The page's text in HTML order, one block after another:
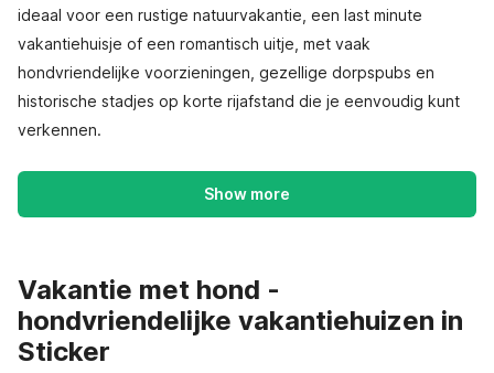
ideaal voor een rustige natuurvakantie, een last minute
vakantiehuisje of een romantisch uitje, met vaak
hondvriendelijke voorzieningen, gezellige dorpspubs en
historische stadjes op korte rijafstand die je eenvoudig kunt
verkennen.
Show more
Vakantie met hond -
hondvriendelijke vakantiehuizen in
Sticker